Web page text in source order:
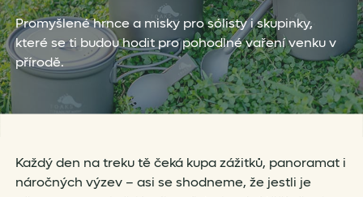
Promyšlené hrnce a misky pro sólisty i skupinky,
které se ti budou hodit pro pohodlné vaření venku v
přírodě.
Každý den na treku tě čeká kupa zážitků, panoramat i
náročných výzev – asi se shodneme, že jestli je